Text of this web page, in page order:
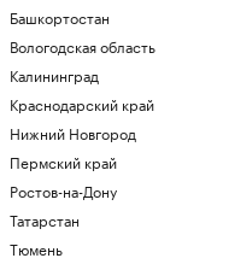
Башкортостан
Вологодская область
Калининград
Краснодарский край
Нижний Новгород
Пермский край
Ростов-на-Дону
Татарстан
Тюмень